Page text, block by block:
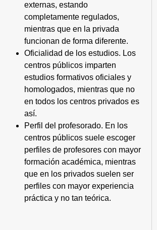
externas, estando
completamente regulados,
mientras que en la privada
funcionan de forma diferente.
Oficialidad de los estudios. Los
centros públicos imparten
estudios formativos oficiales y
homologados, mientras que no
en todos los centros privados es
así.
Perfil del profesorado. En los
centros públicos suele escoger
perfiles de profesores con mayor
formación académica, mientras
que en los privados suelen ser
perfiles con mayor experiencia
práctica y no tan teórica.